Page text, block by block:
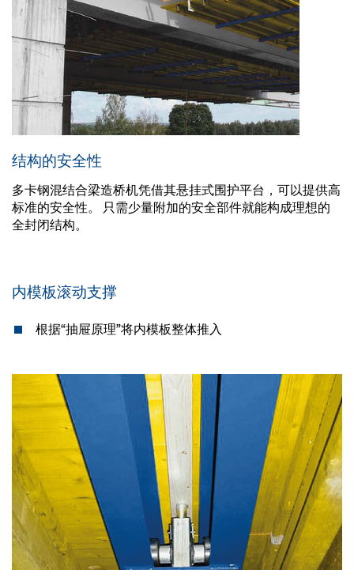
结构的安全性
多卡钢混结合梁造桥机凭借其悬挂式围护平台，可以提供高
标准的安全性。 只需少量附加的安全部件就能构成理想的
全封闭结构。
内模板滚动支撑
根据“抽屉原理”将内模板整体推入